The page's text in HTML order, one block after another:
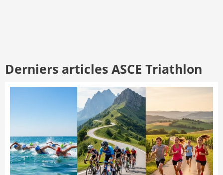
Derniers articles ASCE Triathlon